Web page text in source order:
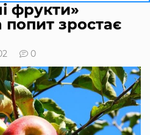
фрукти»
зростає
0